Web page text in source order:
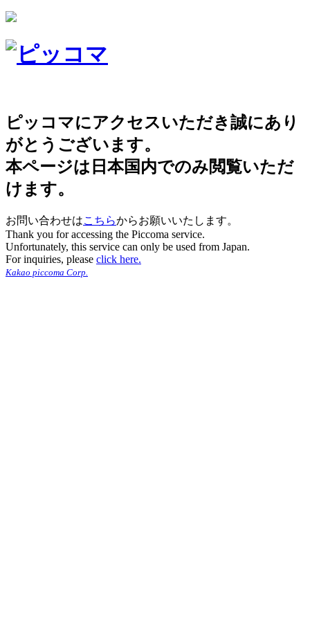
ピッコマにアクセスいただき誠にあり
がとうございます。
本ページは日本国内でのみ閲覧いただ
けます。
お問い合わせはこちらからお願いいたします。
Thank you for accessing the Piccoma service.
Unfortunately, this service can only be used from Japan.
For inquiries, please click here.
Kakao piccoma Corp.